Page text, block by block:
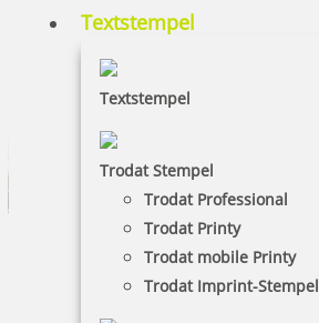
Textstempel
Textstempel
Trodat Stempel
Trodat Professional
Trodat Printy
Trodat mobile Printy
Trodat Imprint-Stempel